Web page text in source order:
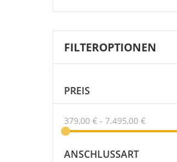
FILTEROPTIONEN
PREIS
379,00 € - 7.495,00 €
ANSCHLUSSART